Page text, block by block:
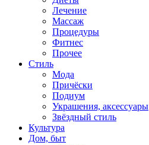
Лечение
Массаж
Процедуры
Фитнес
Прочее
Стиль
Мода
Причёски
Подиум
Украшения, аксессуары
Звёздный стиль
Культура
Дом, быт